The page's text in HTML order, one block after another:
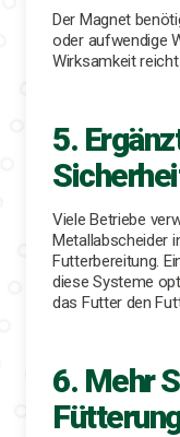
Der Magnet
oder aufwendige
Wirksamkeit
5.
Viele Betriebe
Metallabscheider
Futterbereitung.
diese Systeme
das Futter den
6. Mehr